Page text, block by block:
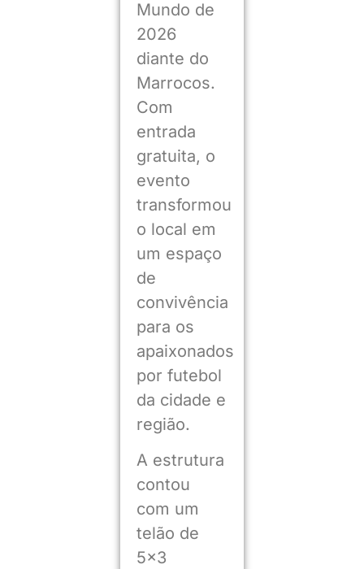
Mundo de
2026
diante do
Marrocos.
Com
entrada
gratuita, o
evento
transformou
o local em
um espaço
de
convivência
para os
apaixonados
por futebol
da cidade e
região.
A estrutura
contou
com um
telão de
5×3